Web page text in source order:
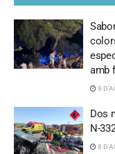
amb
9
Dos
N-
8